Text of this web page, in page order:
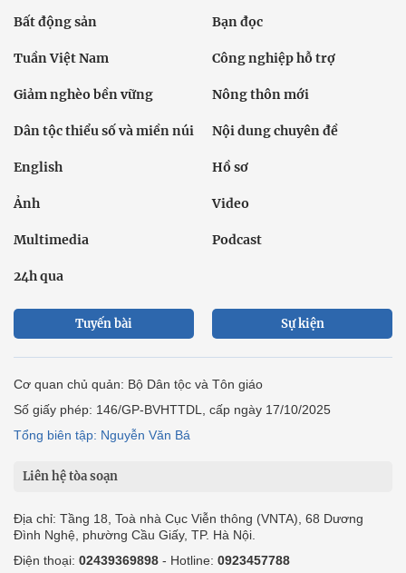
Bất động sản Bạn đọc
Tuần Việt Nam Công nghiệp hỗ trợ
Giảm nghèo bền vững Nông thôn mới
Dân tộc thiểu số và miền núi Nội dung chuyên đề
English Hồ sơ
Ảnh Video
Multimedia Podcast
24h qua
Tuyến bài Sự kiện
Cơ quan chủ quản: Bộ Dân tộc và Tôn giáo
Số giấy phép: 146/GP-BVHTTDL, cấp ngày 17/10/2025
Tổng biên tập: Nguyễn Văn Bá
Liên hệ tòa soạn
Địa chỉ: Tầng 18, Toà nhà Cục Viễn thông (VNTA), 68 Dương
Đình Nghệ, phường Cầu Giấy, TP. Hà Nội.
Điện thoại: 02439369898 - Hotline: 0923457788